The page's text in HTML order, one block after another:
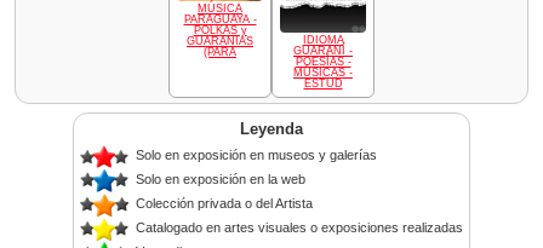
MÚSICA
PARAGUAYA -
POLKAS y
GUARANIAS
(PARA
IDIOMA
GUARANÍ -
POESÍAS -
MÚSICAS -
ESTUD
Leyenda
Solo en exposición en museos y galerías
Solo en exposición en la web
Colección privada o del Artista
Catalogado en artes visuales o exposiciones realizadas